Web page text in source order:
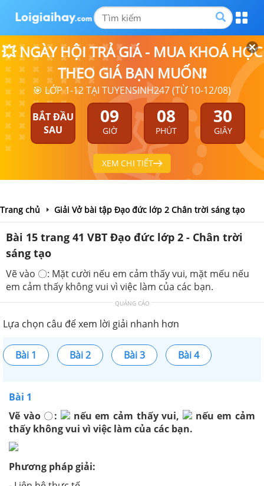
💥 NGÀY HỘI TRẢ GIÁ - MUA KHOÁ HỌC
THEO GIÁ BẠN MUỐN❗
🎯 LỚP 1-12 TẠI TUYENSINH247 (TỪ 10-12/08)
BẮT ĐẦU
SAU
09
GIỜ
08
PHÚT
29
GIÂY
XEM CHI TIẾT
Trang chủ Giải Vở bài tập Đạo đức lớp 2 Chân trời sáng tạo
Bài 15 trang 41 VBT Đạo đức lớp 2 - Chân trời
sáng tạo
Vẽ vào 〇: Mặt cười nếu em cảm thấy vui, mặt mếu nếu
em cảm thấy không vui vì việc làm của các bạn.
QUẢNG CÁO
Lựa chọn câu để xem lời giải nhanh hơn
Bài 1 Bài 2 Bài 3 Bài 4
Bài 1
Vẽ vào 〇: nếu em cảm thấy vui,
nếu em cảm
thấy không vui vì việc làm của các bạn.
Phương pháp giải: